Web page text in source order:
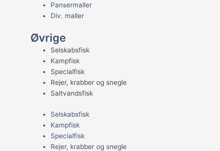
Pansermaller
Div. maller
Øvrige
Selskabsfisk
Kampfisk
Specialfisk
Rejer, krabber og snegle
Saltvandsfisk
Selskabsfisk
Kampfisk
Specialfisk
Rejer, krabber og snegle